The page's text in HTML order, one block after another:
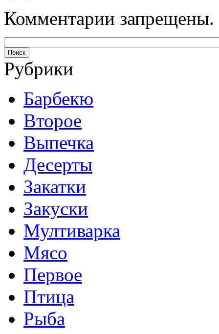
Комментарии запрещены.
Рубрики
Барбекю
Второе
Выпечка
Десерты
Закатки
Закуски
Мултиварка
Мясо
Первое
Птица
Рыба